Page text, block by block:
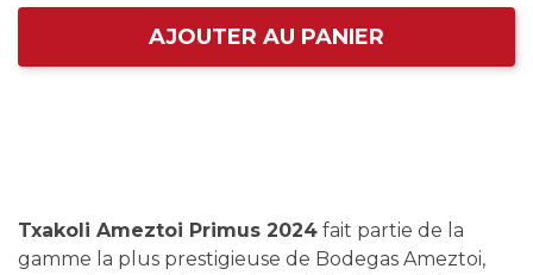
AJOUTER AU PANIER
Txakoli Ameztoi Primus 2024 fait partie de la
gamme la plus prestigieuse de Bodegas Ameztoi,